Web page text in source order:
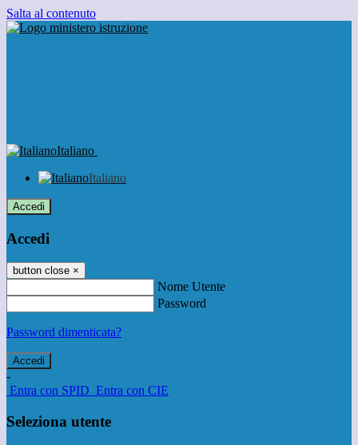
Salta al contenuto
Italiano
Italiano
Accedi
Accedi
button close ×
Nome Utente
Password
Password dimenticata?
-
Entra con SPID Entra con CIE
Seleziona utente